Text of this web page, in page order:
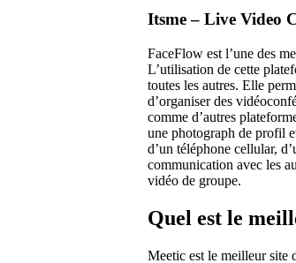
Itsme – Live Video
FaceFlow est l’une des
L’utilisation de cette
toutes les autres. Elle
d’organiser des
comme d’autres
une photograph de profil
d’un téléphone cellular,
communication avec les
vidéo de groupe.
Quel est le
Meetic est le meilleur site